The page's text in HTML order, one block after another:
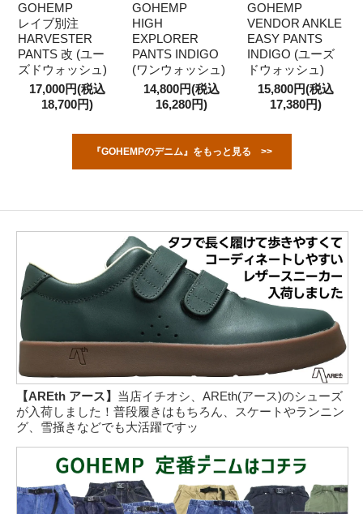
GOHEMP
レイブ別注
HARVESTER
PANTS 改 (ユー
ズドウォッシュ)
17,000円(税込
18,700円)
GOHEMP
HIGH
EXPLORER
PANTS INDIGO
(ワンウォッシュ)
14,800円(税込
16,280円)
GOHEMP
VENDOR ANKLE
EASY PANTS
INDIGO (ユーズ
ドウォッシュ)
15,800円(税込
17,380円)
『GOHEMPのデニム』をもっと見る >>
【AREth アース】 当店イチオシ、AREth(アース)のシューズ
が入荷しました！普段履きはもちろん、スケートやランニン
グ、雪掻きなどでも大活躍ですッ